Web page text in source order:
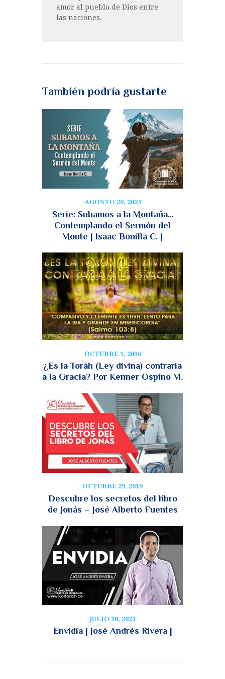
amor al pueblo de Dios entre
las naciones.
También podría gustarte
AGOSTO 20, 2024
Serie: Subamos a la Montaña…
Contemplando el Sermón del
Monte | Isaac Bonilla C. |
OCTUBRE 1, 2016
¿Es la Toráh (Ley divina) contraria
a la Gracia? Por Kenner Ospino M.
OCTUBRE 29, 2019
Descubre los secretos del libro
de Jonás – José Alberto Fuentes
JULIO 10, 2021
Envidia | José Andrés Rivera |